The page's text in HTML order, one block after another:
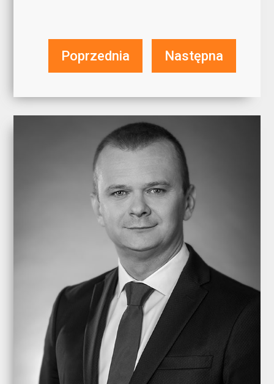
Poprzednia Następna